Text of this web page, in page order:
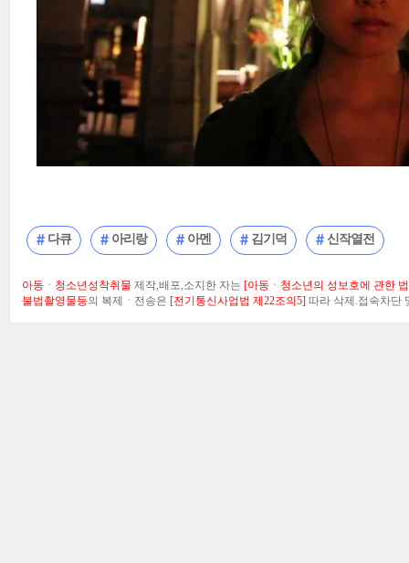
다큐 아리랑 아멘 김기덕 신작열전
아동ㆍ청소년성착취물 제작,배포,소지한 자는 [아동ㆍ청소년의 성보호에 관한
불법촬영물등의 복제ㆍ전송은 [전기통신사업법 제22조의5] 따라 삭제.접속차단